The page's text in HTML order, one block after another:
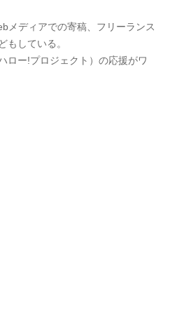
メディアでの寄稿、フリーランス
もしている。
ロー!プロジェクト）の応援がワ